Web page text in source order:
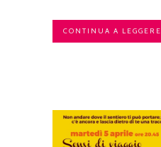
CONTINUA A LEGGERE